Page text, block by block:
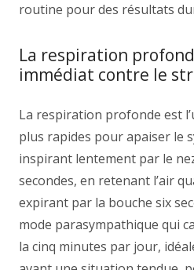
routine pour des résultats
La respiration
immédiat contre le
La respiration profonde est
plus rapides pour apaiser le
inspirant lentement par le
secondes, en retenant l’air
expirant par la bouche six
mode parasympathique qui
la cinq minutes par jour,